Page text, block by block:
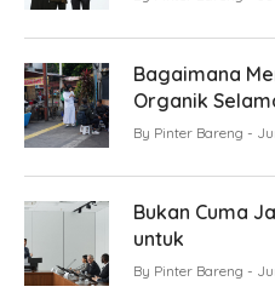
Bagaimana
Organik
By Pinter Bareng
Bukan Cuma
untuk
By Pinter Bareng